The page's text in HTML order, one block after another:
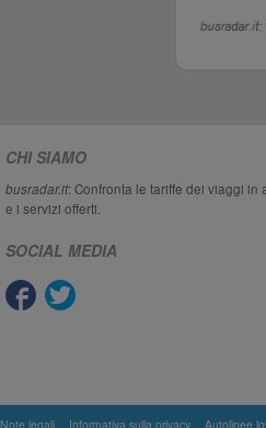
CHI SIAMO
busradar.it: Confronta le tariffe dei viaggi in
e i servizi offerti.
SOCIAL MEDIA
Note legali Informativa sulla privacy Autolinee